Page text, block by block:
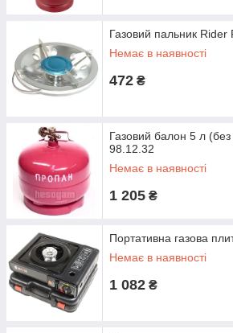
Газовий пальник Rider
Немає в наявності
472 ₴
Газовий балон 5 л
98.12.32
Немає в наявності
1 205 ₴
Портативна газова
Немає в наявності
1 082 ₴